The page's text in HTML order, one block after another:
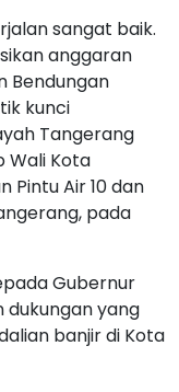
sangat baik.
anggaran
Bendungan
kunci
Tangerang
Wali Kota
Pintu Air 10 dan
pada
Gubernur
dukungan yang
banjir di Kota